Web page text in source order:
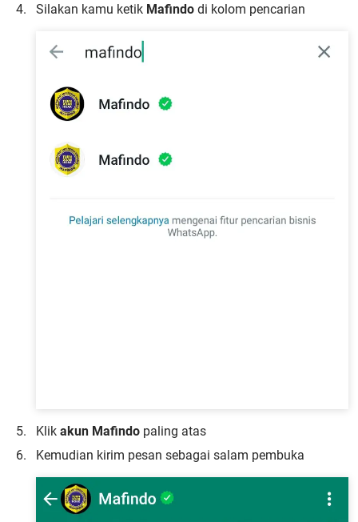
Silakan kamu ketik Mafindo di kolom pencarian
Klik akun Mafindo paling atas
Kemudian kirim pesan sebagai salam pembuka